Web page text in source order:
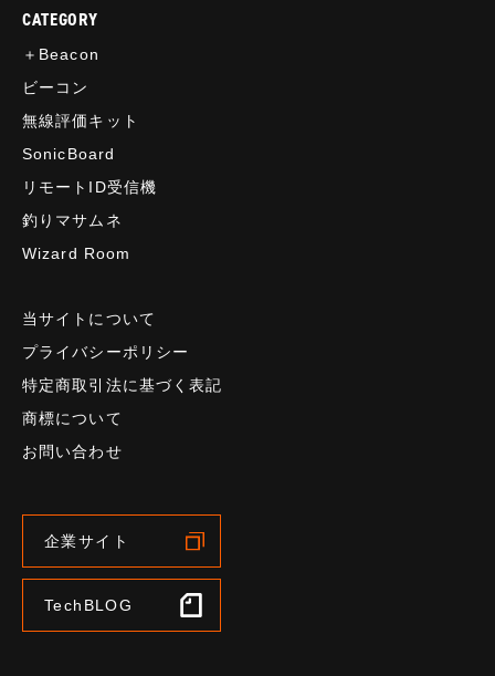
CATEGORY
＋Beacon
ビーコン
無線評価キット
SonicBoard
リモートID受信機
釣りマサムネ
Wizard Room
当サイトについて
プライバシーポリシー
特定商取引法に基づく表記
商標について
お問い合わせ
企業サイト
TechBLOG